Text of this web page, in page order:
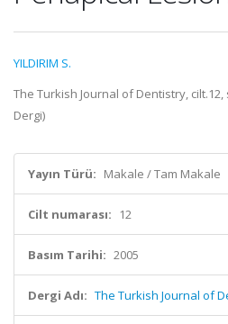
YILDIRIM S.
The Turkish Journal of Dentistry, cilt.12,
Dergi)
Yayın Türü: Makale / Tam Makale
Cilt numarası: 12
Basım Tarihi: 2005
Dergi Adı: The Turkish Journal of